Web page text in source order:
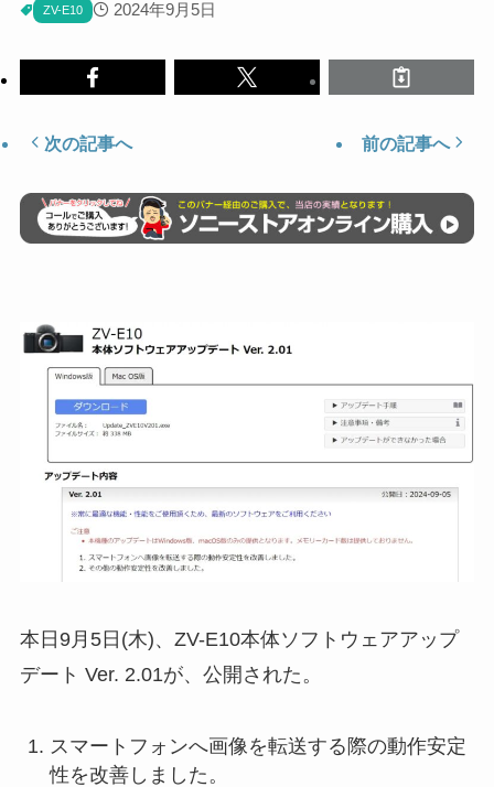
ZV-E10
2024年9月5日
次の記事へ 前の記事へ
本日9月5日(木)、ZV-E10本体ソフトウェアアップ
デート Ver. 2.01が、公開された。
スマートフォンへ画像を転送する際の動作安定
性を改善しました。